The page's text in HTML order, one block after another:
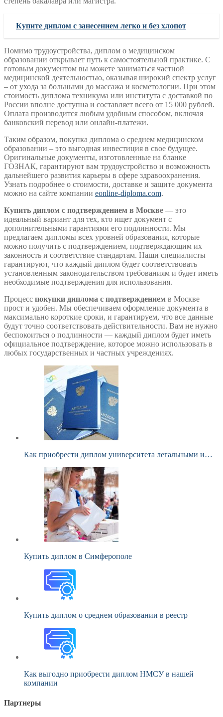
Купите диплом с занесением легко и без хлопот
Помимо трудоустройства, диплом о медицинском
образовании открывает путь к самостоятельной практике. С
готовым документом вы можете заниматься частной
медицинской деятельностью, оказывая широкий спектр услуг
– от ухода за больными до массажа и косметологии. При этом
стоимость диплома техникума или института с доставкой по
России вполне доступна и составляет всего от 15 000 рублей.
Оплата производится любым удобным способом, включая
банковский перевод или онлайн-платежи.
Таким образом, покупка диплома о среднем медицинском
образовании – это выгодная инвестиция в свое будущее.
Оригинальные документы, изготовленные на бланке
ГОЗНАК, гарантируют вам трудоустройство и возможность
дальнейшего развития карьеры в сфере здравоохранения.
Узнать подробнее о стоимости, доставке и защите документа
можно на сайте компании eonline-diploma.com.
Купить диплом с подтверждением в Москве — это
идеальный вариант для тех, кто ищет документ с
дополнительными гарантиями его подлинности. Мы
предлагаем дипломы всех уровней образования, которые
можно получить с подтверждением, подтверждающим их
законность и соответствие стандартам. Наши специалисты
гарантируют, что каждый диплом будет соответствовать
установленным законодательством требованиям и будет иметь
необходимые подтверждения для использования.
Процесс покупки диплома с подтверждением в Москве
прост и удобен. Мы обеспечиваем оформление документа в
максимально короткие сроки, и гарантируем, что все данные
будут точно соответствовать действительности. Вам не нужно
беспокоиться о подлинности — каждый диплом будет иметь
официальное подтверждение, которое можно использовать в
любых государственных и частных учреждениях.
Как приобрести диплом университета легальными и…
Купить диплом в Симферополе
Купить диплом о среднем образовании в реестр
Как выгодно приобрести диплом НМСУ в нашей
компании
Партнеры